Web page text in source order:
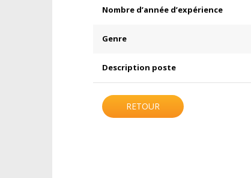
Nombre d’année d’expérience
Genre
Description poste
RETOUR